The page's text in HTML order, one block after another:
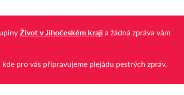
Život v Jihočeském kraji a žádná zpráva vám
kde pro vás připravujeme plejádu pestrých zpráv.